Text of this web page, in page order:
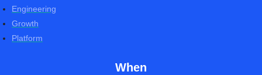
Engineering
Growth
Platform
When